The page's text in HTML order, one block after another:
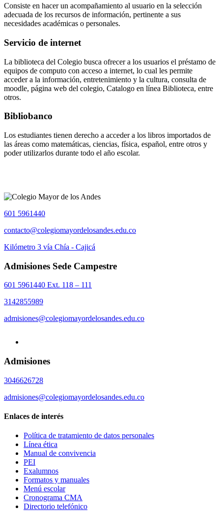
Consiste en hacer un acompañamiento al usuario en la selección
adecuada de los recursos de información, pertinente a sus
necesidades académicas o personales.
Servicio de internet
La biblioteca del Colegio busca ofrecer a los usuarios el préstamo de
equipos de computo con acceso a internet, lo cual les permite
acceder a la información, entretenimiento y la cultura, consulta de
moodle, página web del colegio, Catalogo en línea Biblioteca, entre
otros.
Bibliobanco
Los estudiantes tienen derecho a acceder a los libros importados de
las áreas como matemáticas, ciencias, física, español, entre otros y
poder utilizarlos durante todo el año escolar.
601 5961440
contacto@colegiomayordelosandes.edu.co
Kilómetro 3 vía Chía - Cajicá
Admisiones Sede Campestre
601 5961440 Ext. 118 – 111
3142855989
admisiones@colegiomayordelosandes.edu.co
Admisiones
3046626728
admisiones@colegiomayordelosandes.edu.co
Enlaces de interés
Política de tratamiento de datos personales
Línea ética
Manual de convivencia
PEI
Exalumnos
Formatos y manuales
Menú escolar
Cronograma CMA
Directorio telefónico